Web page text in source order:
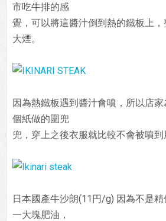
市吃牛排的感
覺，可以將這醬汁倒到熱的鐵板上
大煙。
因為熱鐵板遇到醬汁會噴，所以店
個紙做的圍兜
兜，穿上之後衣服就比較不會被噴到
日本國產牛沙朗(11円/g) 因為不是
一大塊肥油，